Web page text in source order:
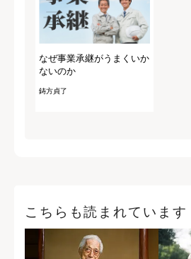
なぜ事業承継がうまくいか
ないのか
鋳方貞了
こちらも読まれています